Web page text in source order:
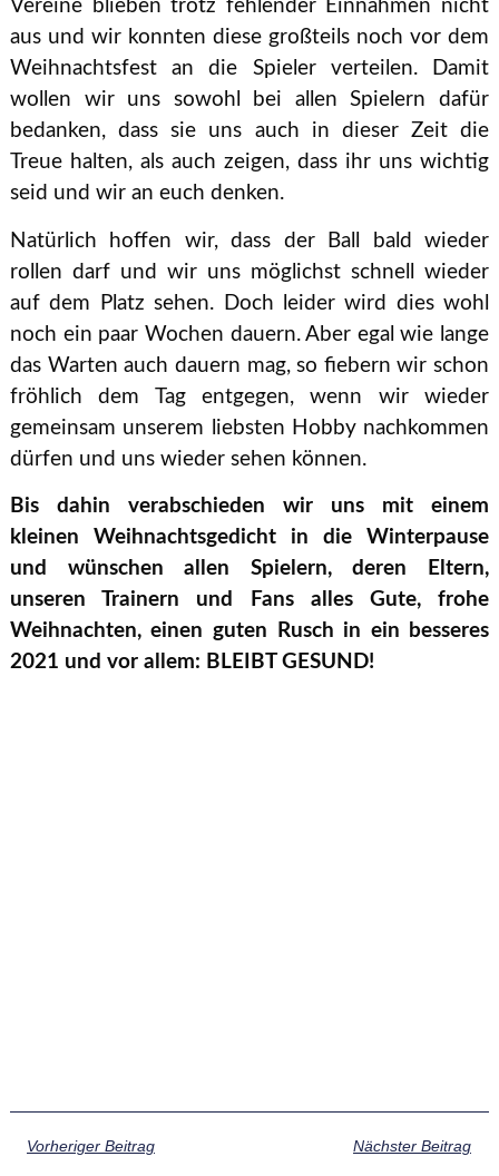
Vereine blieben trotz fehlender Einnahmen nicht
aus und wir konnten diese großteils noch vor dem
Weihnachtsfest an die Spieler verteilen. Damit
wollen wir uns sowohl bei allen Spielern dafür
bedanken, dass sie uns auch in dieser Zeit die
Treue halten, als auch zeigen, dass ihr uns wichtig
seid und wir an euch denken.
Natürlich hoffen wir, dass der Ball bald wieder
rollen darf und wir uns möglichst schnell wieder
auf dem Platz sehen. Doch leider wird dies wohl
noch ein paar Wochen dauern. Aber egal wie lange
das Warten auch dauern mag, so fiebern wir schon
fröhlich dem Tag entgegen, wenn wir wieder
gemeinsam unserem liebsten Hobby nachkommen
dürfen und uns wieder sehen können.
Bis dahin verabschieden wir uns mit einem
kleinen Weihnachtsgedicht in die Winterpause
und wünschen allen Spielern, deren Eltern,
unseren Trainern und Fans alles Gute, frohe
Weihnachten, einen guten Rusch in ein besseres
2021 und vor allem: BLEIBT GESUND!
Vorheriger Beitrag Nächster Beitrag